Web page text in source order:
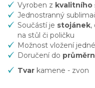
Vyroben z kvalitního
Jednostranný
Součástí je stojánek,
na stůl či poličku
Možnost vložení
Doručení do
Tvar kamene - zvon